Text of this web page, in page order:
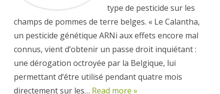
type de pesticide sur les
champs de pommes de terre belges. « Le Calantha,
un pesticide génétique ARNi aux effets encore mal
connus, vient d’obtenir un passe droit inquiétant :
une dérogation octroyée par la Belgique, lui
permettant d’être utilisé pendant quatre mois
directement sur les… Read more »